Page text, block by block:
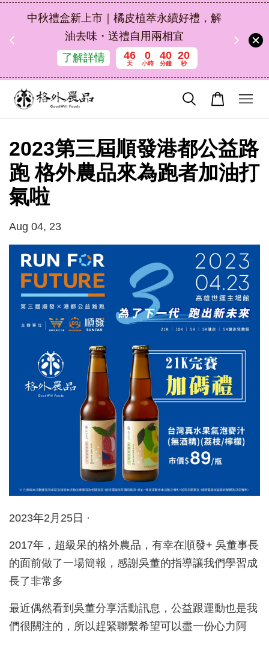
中秋禮盒新上市｜橘皮植萃永續好禮，解
油去味・送禮自用兩相宜
了解詳情
46
天
0
小時
40
分鐘
20
秒
2023第三屆順發港都公益路
跑 格外農品來為跑者加油打
氣啦
Aug 04, 23
2023年2月25日 ·
2017年，超級呆的格外農品，有幸在順發+ 吳董事長
的面前做了一場簡報，感謝吳董的指導讓我們學習成
長了非常多
最近偶然看到吳董分享活動訊息，公益跟運動也是我
們很關注的，所以趕緊聯繫希望可以盡一份心力阿